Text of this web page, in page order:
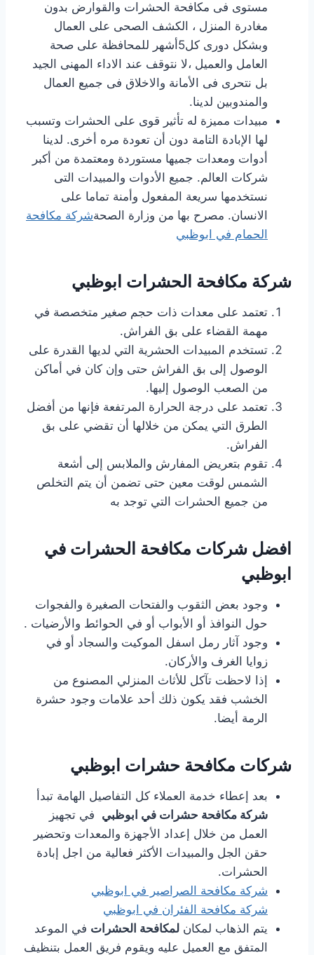
مستوى فى مكافحة الحشرات والقوارض بدون
مغادرة المنزل ، الكشف الصحى على العمال
وبشكل دورى كل5أشهر للمحافظة على صحة
العامل والعميل ،لا نتوقف عند الاداء المهنى الجيد
بل نتحرى فى الأمانة والاخلاق فى جميع العمال
والمندوبين لدينا.
مبيدات مميزة له تأثير قوى على الحشرات وتسبب
لها الإبادة التامة دون أن تعودة مره أخرى. لدينا
أدوات ومعدات جميها مستوردة ومعتمدة من أكبر
شركات العالم. جميع الأدوات والمبيدات التى
نستخدمها سريعة المفعول وأمنة تماما على
الانسان. مصرح بها من وزارة الصحةشركة مكافحة
الحمام في ابوظبي
شركة مكافحة الحشرات ابوظبي
تعتمد على معدات ذات حجم صغير متخصصة في
مهمة القضاء على بق الفراش.
تستخدم المبيدات الحشرية التي لديها القدرة على
الوصول إلى بق الفراش حتى وإن كان في أماكن
من الصعب الوصول إليها.
تعتمد على درجة الحرارة المرتفعة فإنها من أفضل
الطرق التي يمكن من خلالها أن تقضي على بق
الفراش.
تقوم بتعريض المفارش والملابس إلى أشعة
الشمس لوقت معين حتى تضمن أن يتم التخلص
من جميع الحشرات التي توجد به
افضل شركات مكافحة الحشرات في
ابوظبي
وجود بعض الثقوب والفتحات الصغيرة والفجوات
حول النوافذ أو الأبواب أو في الحوائط والأرضيات .
وجود آثار رمل اسفل الموكيت والسجاد أو في
زوايا الغرف والأركان.
إذا لاحظت تآكل للأثاث المنزلي المصنوع من
الخشب فقد يكون ذلك أحد علامات وجود حشرة
الرمة أيضا.
شركات مكافحة حشرات ابوظبي
بعد إعطاء خدمة العملاء كل التفاصيل الهامة تبدأ
شركة مكافحة حشرات في ابوظبي في تجهيز
العمل من خلال إعداد الأجهزة والمعدات وتحضير
حقن الجل والمبيدات الأكثر فعالية من اجل إبادة
الحشرات.
شركة مكافحة الصراصير في ابوظبي
شركة مكافحة الفئران في ابوظبي
يتم الذهاب لمكان لمكافحة الحشرات في الموعد
المتفق مع العميل عليه ويقوم فريق العمل بتنظيف